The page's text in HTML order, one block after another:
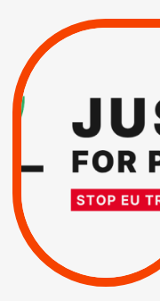
VIOLATIONS DES
SUSPENSION
TOTALE DE
L’ACCORD
D’ASSOCIATION UE-
ISRAËL
| Actus Pétitions